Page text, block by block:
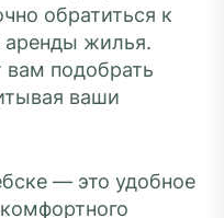
обратиться к
аренды жилья.
подобрать
ваши
— это удобное